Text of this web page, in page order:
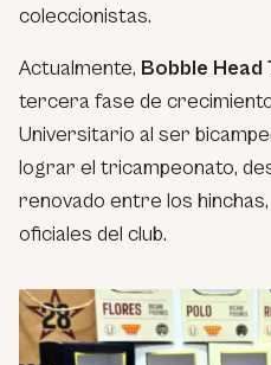
coleccionistas.
Actualmente, Bobble Head
tercera fase de
Universitario al ser
lograr el tricampeonato,
renovado entre los
oficiales del club.